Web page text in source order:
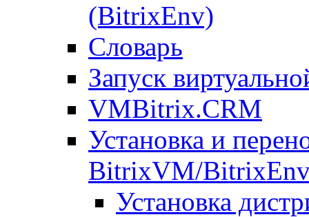
(BitrixEnv)
Словарь
Запуск
VMBitrix.CRM
Установка и
BitrixVM/
Установка